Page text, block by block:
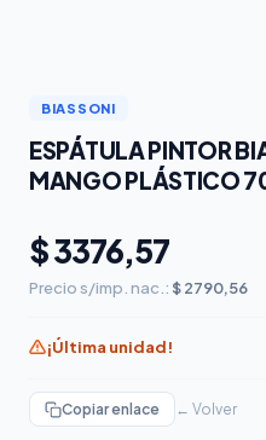
BIASSONI
ESPÁTULA PINTOR
MANGO PLÁSTICO
$ 3376,57
Precio s/imp. nac.: $ 2790,56
¡Última unidad!
Copiar enlace ← Volver